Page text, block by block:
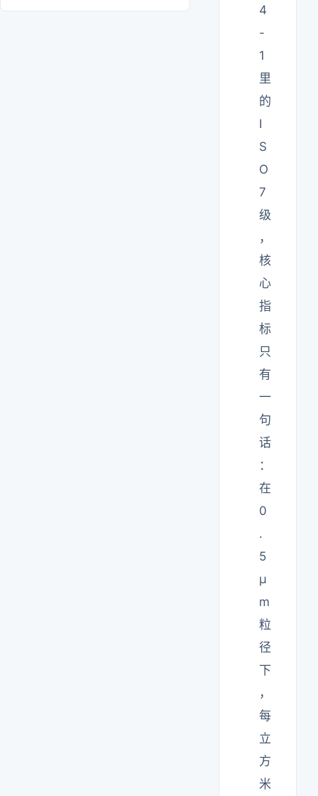
4
-
1
里
的
I
S
O
7
级
，
核
心
指
标
只
有
一
句
话
：
在
0
.
5
μ
m
粒
径
下
，
每
立
方
米